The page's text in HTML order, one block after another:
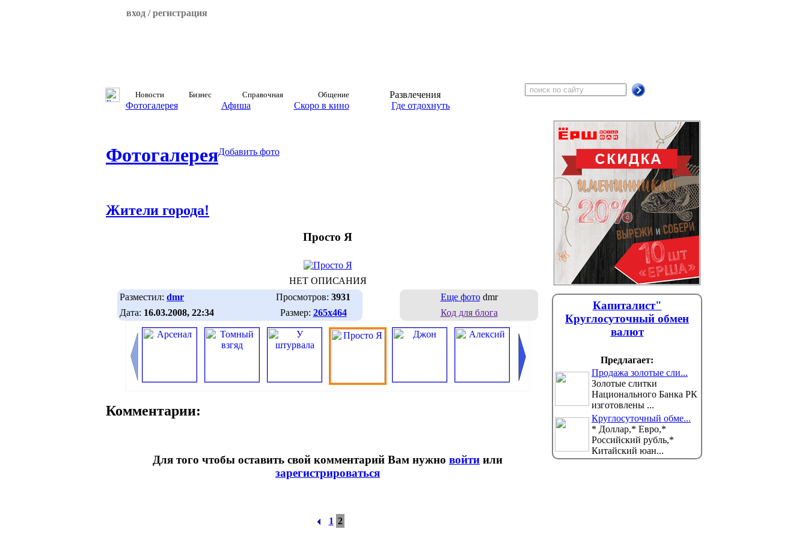
вход / регистрация
Новости Бизнес Справочная Общение
Развлечения
Фотогалерея
Афиша Скоро в кино Где отдохнуть
ФотогалереяДобавить фото
Жители города!
Просто Я
НЕТ ОПИСАНИЯ
Разместил: dmr Просмотров: 3931
Дата: 16.03.2008, 22:34 Размер: 265х464
Еще фотоdmr
Код для блога
Комментарии:
Для того чтобы оставить свой комментарий Вам нужно войти или
зарегистрироваться
1 2
Капиталист"
Круглосуточный обмен
валют
Предлагает:
Продажа золотые сли...
Золотые слитки
Национального Банка РК
изготовлены ...
Круглосуточный обме...
* Доллар,* Евро,*
Российский рубль,*
Китайский юан...